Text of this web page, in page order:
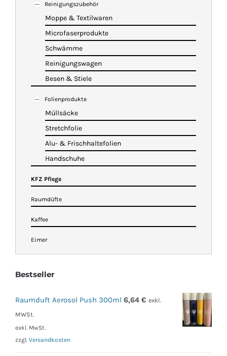
Reinigungszubehör
Moppe & Textilwaren
Microfaserprodukte
Schwämme
Reinigungswagen
Besen & Stiele
Folienprodukte
Müllsäcke
Stretchfolie
Alu- & Frischhaltefolien
Handschuhe
KFZ Pflege
Raumdüfte
Kaffee
Eimer
Bestseller
Raumduft Aerosol Push 300ml 6,64 € exkl.
MWSt.
exkl. MwSt.
zzgl. Versandkosten